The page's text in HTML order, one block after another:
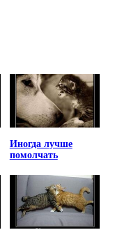
Иногда лучше
помолчать